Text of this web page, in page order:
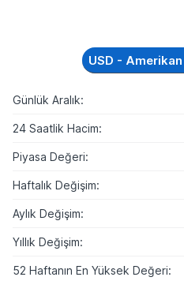
USD - Amerikan
Günlük Aralık:
24 Saatlik Hacim:
Piyasa Değeri:
Haftalık Değişim:
Aylık Değişim:
Yıllık Değişim:
52 Haftanın En Yüksek Değeri: